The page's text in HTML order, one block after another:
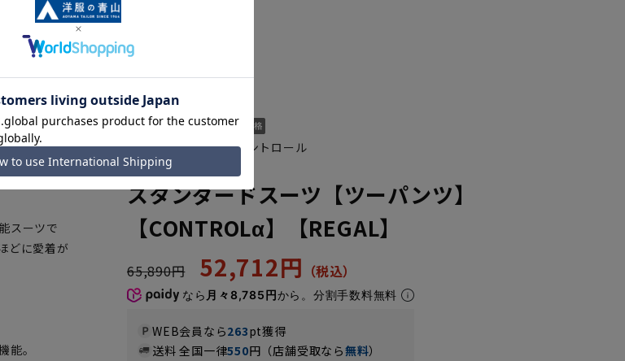
スーツで
どに愛着が
能。
衣服内環境を快適にコントロール
PRG41501-12
スタンダードスーツ【ツーパンツ】
【CONTROLα】【REGAL】
65,890円 52,712円
なら 月々8,785円から。分割手数料無料
WEB会員なら263pt獲得
送料 全国一律550円（店舗受取なら無料）